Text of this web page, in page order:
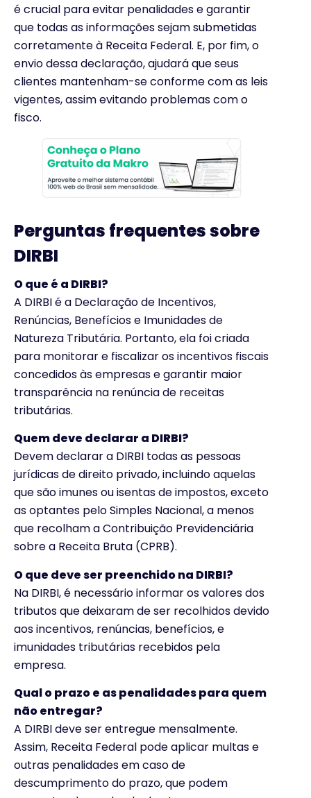
é crucial para evitar penalidades e garantir
que todas as informações sejam submetidas
corretamente à Receita Federal. E, por fim, o
envio dessa declaração, ajudará que seus
clientes mantenham-se conforme com as leis
vigentes, assim evitando problemas com o
fisco.
Perguntas frequentes sobre
DIRBI
O que é a DIRBI?
A DIRBI é a Declaração de Incentivos,
Renúncias, Benefícios e Imunidades de
Natureza Tributária. Portanto, ela foi criada
para monitorar e fiscalizar os incentivos fiscais
concedidos às empresas e garantir maior
transparência na renúncia de receitas
tributárias.
Quem deve declarar a DIRBI?
Devem declarar a DIRBI todas as pessoas
jurídicas de direito privado, incluindo aquelas
que são imunes ou isentas de impostos, exceto
as optantes pelo Simples Nacional, a menos
que recolham a Contribuição Previdenciária
sobre a Receita Bruta (CPRB).
O que deve ser preenchido na DIRBI?
Na DIRBI, é necessário informar os valores dos
tributos que deixaram de ser recolhidos devido
aos incentivos, renúncias, benefícios, e
imunidades tributárias recebidos pela
empresa.
Qual o prazo e as penalidades para quem
não entregar?
A DIRBI deve ser entregue mensalmente.
Assim, Receita Federal pode aplicar multas e
outras penalidades em caso de
descumprimento do prazo, que podem